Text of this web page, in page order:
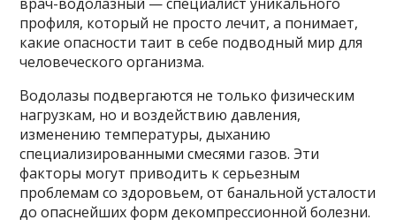
профиля, который не просто лечит, а понимает,
какие опасности таит в себе подводный мир для
человеческого организма.
Водолазы подвергаются не только физическим
нагрузкам, но и воздействию давления,
изменению температуры, дыханию
специализированными смесями газов. Эти
факторы могут приводить к серьезным
проблемам со здоровьем, от банальной усталости
до опаснейших форм декомпрессионной болезни.